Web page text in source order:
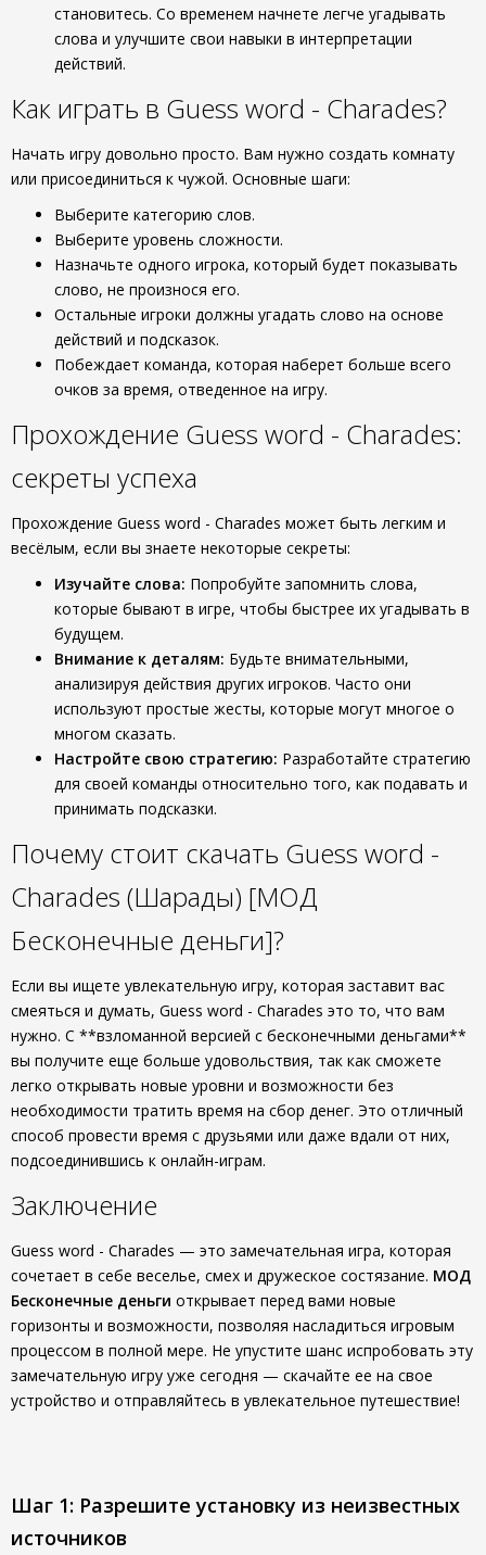
становитесь. Со временем начнете легче угадывать
слова и улучшите свои навыки в интерпретации
действий.
Как играть в Guess word - Charades?
Начать игру довольно просто. Вам нужно создать комнату
или присоединиться к чужой. Основные шаги:
Выберите категорию слов.
Выберите уровень сложности.
Назначьте одного игрока, который будет показывать
слово, не произнося его.
Остальные игроки должны угадать слово на основе
действий и подсказок.
Побеждает команда, которая наберет больше всего
очков за время, отведенное на игру.
Прохождение Guess word - Charades:
секреты успеха
Прохождение Guess word - Charades может быть легким и
весёлым, если вы знаете некоторые секреты:
Изучайте слова: Попробуйте запомнить слова,
которые бывают в игре, чтобы быстрее их угадывать в
будущем.
Внимание к деталям: Будьте внимательными,
анализируя действия других игроков. Часто они
используют простые жесты, которые могут многое о
многом сказать.
Настройте свою стратегию: Разработайте стратегию
для своей команды относительно того, как подавать и
принимать подсказки.
Почему стоит скачать Guess word -
Charades (Шарады) [МОД
Бесконечные деньги]?
Если вы ищете увлекательную игру, которая заставит вас
смеяться и думать, Guess word - Charades это то, что вам
нужно. С **взломанной версией с бесконечными деньгами**
вы получите еще больше удовольствия, так как сможете
легко открывать новые уровни и возможности без
необходимости тратить время на сбор денег. Это отличный
способ провести время с друзьями или даже вдали от них,
подсоединившись к онлайн-играм.
Заключение
Guess word - Charades — это замечательная игра, которая
сочетает в себе веселье, смех и дружеское состязание. МОД
Бесконечные деньги открывает перед вами новые
горизонты и возможности, позволяя насладиться игровым
процессом в полной мере. Не упустите шанс испробовать эту
замечательную игру уже сегодня — скачайте ее на свое
устройство и отправляйтесь в увлекательное путешествие!
Шаг 1: Разрешите установку из неизвестных
источников